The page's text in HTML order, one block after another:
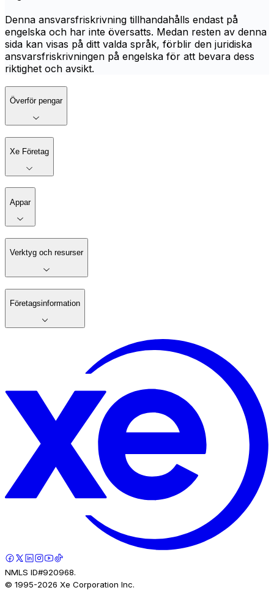
Denna ansvarsfriskrivning tillhandahålls endast på
engelska och har inte översatts. Medan resten av denna
sida kan visas på ditt valda språk, förblir den juridiska
ansvarsfriskrivningen på engelska för att bevara dess
riktighet och avsikt.
Överför pengar
Xe Företag
Appar
Verktyg och resurser
Företagsinformation
NMLS ID#920968.
© 1995-2026 Xe Corporation Inc.